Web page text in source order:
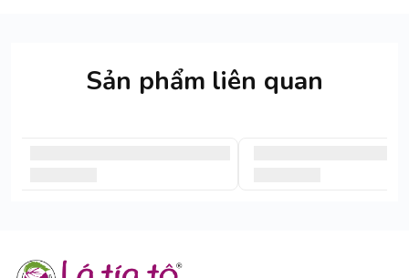
Sản phẩm liên quan